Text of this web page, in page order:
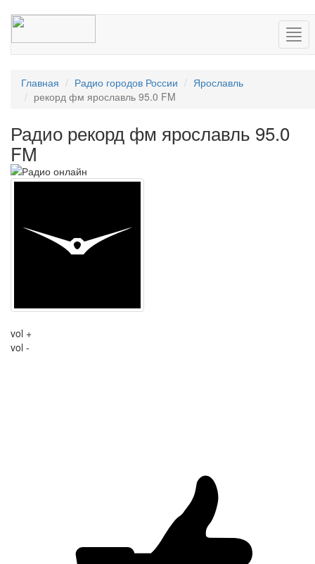
Главная Радио городов России
Ярославль
рекорд фм ярославль 95.0 FM
Радио рекорд фм ярославль 95.0
FM
vol +
vol -